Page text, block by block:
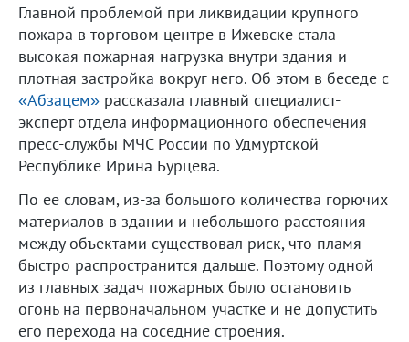
Главной проблемой при ликвидации крупного
пожара в торговом центре в Ижевске стала
высокая пожарная нагрузка внутри здания и
плотная застройка вокруг него. Об этом в беседе с
«Абзацем» рассказала главный специалист-
эксперт отдела информационного обеспечения
пресс-службы МЧС России по Удмуртской
Республике Ирина Бурцева.
По ее словам, из-за большого количества горючих
материалов в здании и небольшого расстояния
между объектами существовал риск, что пламя
быстро распространится дальше. Поэтому одной
из главных задач пожарных было остановить
огонь на первоначальном участке и не допустить
его перехода на соседние строения.